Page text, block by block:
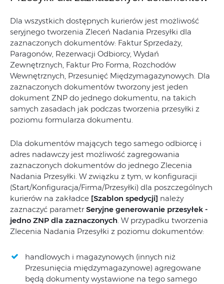
Dla wszystkich dostępnych kurierów jest możliwość
seryjnego tworzenia Zleceń Nadania Przesyłki dla
zaznaczonych dokumentów: Faktur Sprzedaży,
Paragonów, Rezerwacji Odbiorcy, Wydań
Zewnętrznych, Faktur Pro Forma, Rozchodów
Wewnętrznych, Przesunięć Międzymagazynowych. Dla
zaznaczonych dokumentów tworzony jest jeden
dokument ZNP do jednego dokumentu, na takich
samych zasadach jak podczas tworzenia przesyłki z
poziomu formularza dokumentu.
Dla dokumentów mających tego samego odbiorcę i
adres nadawczy jest możliwość zagregowania
zaznaczonych dokumentów do jednego Zlecenia
Nadania Przesyłki. W związku z tym, w konfiguracji
(Start/Konfiguracja/Firma/Przesyłki) dla poszczególnych
kurierów na zakładce [Szablon spedycji] należy
zaznaczyć parametrSeryjne generowanie przesyłek -
jedno ZNP dla zaznaczonych. W przypadku tworzenia
Zlecenia Nadania Przesyłki z poziomu dokumentów:
handlowych i magazynowych (innych niż
Przesunięcia międzymagazynowe) agregowane
będą dokumenty wystawione na tego samego